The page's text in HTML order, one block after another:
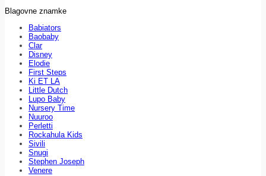
Blagovne znamke
Babiators
Baobaby
Clar
Disney
Elodie
First Steps
Ki ET LA
Little Dutch
Lupo Baby
Nursery Time
Nuuroo
Perletti
Rockahula Kids
Sivili
Snugi
Stephen Joseph
Venere